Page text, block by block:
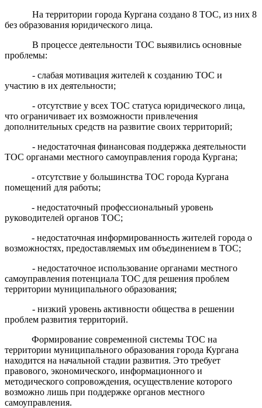
На территории города Кургана создано 8 ТОС, из них 8
без образования юридического лица.
В процессе деятельности ТОС выявились основные
проблемы:
- слабая мотивация жителей к созданию ТОС и
участию в их деятельности;
- отсутствие у всех ТОС статуса юридического лица,
что ограничивает их возможности привлечения
дополнительных средств на развитие своих территорий;
- недостаточная финансовая поддержка деятельности
ТОС органами местного самоуправления города Кургана;
- отсутствие у большинства ТОС города Кургана
помещений для работы;
- недостаточный профессиональный уровень
руководителей органов ТОС;
- недостаточная информированность жителей города о
возможностях, предоставляемых им объединением в ТОС;
- недостаточное использование органами местного
самоуправления потенциала ТОС для решения проблем
территории муниципального образования;
- низкий уровень активности общества в решении
проблем развития территорий.
Формирование современной системы ТОС на
территории муниципального образования города Кургана
находится на начальной стадии развития. Это требует
правового, экономического, информационного и
методического сопровождения, осуществление которого
возможно лишь при поддержке органов местного
самоуправления.